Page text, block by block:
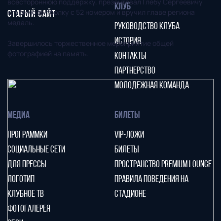
всестороннюю поддержку, презентовал Глебу Сергеевичу
клубную футболку с 52 номером и вручил главе региона
медаль.
Завершилось торжественное мероприятие общей
фотографией на память.
СТАРЫЙ САЙТ
КЛУБ
РУКОВОДСТВО КЛУБА
ИСТОРИЯ
КОНТАКТЫ
ПАРТНЕРСТВО
МОЛОДЕЖНАЯ КОМАНДА
МЕДИА
ПРОГРАММКИ
СОЦИАЛЬНЫЕ СЕТИ
ДЛЯ ПРЕССЫ
ЛОГОТИП
КЛУБНОЕ ТВ
ФОТОГАЛЕРЕЯ
БИЛЕТЫ
VIP-ЛОЖИ
БИЛЕТЫ
ПРОСТРАНСТВО PREMIUM LOUNGE
ПРАВИЛА ПОВЕДЕНИЯ НА
СТАДИОНЕ